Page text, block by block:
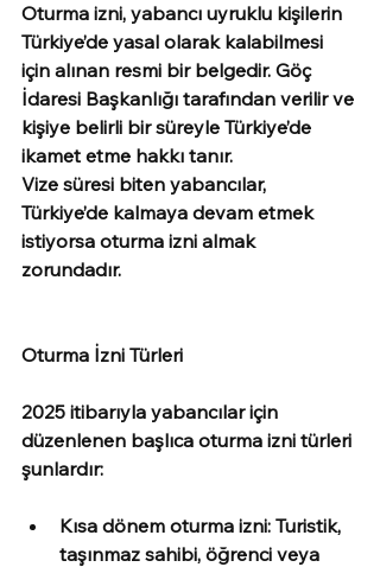
Oturma izni, yabancı uyruklu kişilerin
Türkiye’de yasal olarak kalabilmesi
için alınan resmi bir belgedir. Göç
İdaresi Başkanlığı tarafından verilir ve
kişiye belirli bir süreyle Türkiye’de
ikamet etme hakkı tanır.
Vize süresi biten yabancılar,
Türkiye’de kalmaya devam etmek
istiyorsa oturma izni almak
zorundadır.
Oturma İzni Türleri
2025 itibarıyla yabancılar için
düzenlenen başlıca oturma izni türleri
şunlardır:
Kısa dönem oturma izni: Turistik,
taşınmaz sahibi, öğrenci veya